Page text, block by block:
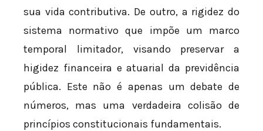
sua vida contributiva. De outro, a rigidez do
sistema normativo que impõe um marco
temporal limitador, visando preservar a
higidez financeira e atuarial da previdência
pública. Este não é apenas um debate de
números, mas uma verdadeira colisão de
princípios constitucionais fundamentais.